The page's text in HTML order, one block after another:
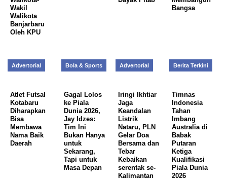
Wakil
Walikota
Banjarbaru
Oleh KPU
Bangsa
Advertorial
Atlet Futsal
Kotabaru
Diharapkan
Bisa
Membawa
Nama Baik
Daerah
Bola & Sports
Gagal Lolos
ke Piala
Dunia 2026,
Jay Idzes:
Tim Ini
Bukan Hanya
untuk
Sekarang,
Tapi untuk
Masa Depan
Advertorial
Iringi Ikhtiar
Jaga
Keandalan
Listrik
Nataru, PLN
Gelar Doa
Bersama dan
Tebar
Kebaikan
serentak se-
Kalimantan
Berita Terkini
Timnas
Indonesia
Tahan
Imbang
Australia di
Babak
Putaran
Ketiga
Kualifikasi
Piala Dunia
2026